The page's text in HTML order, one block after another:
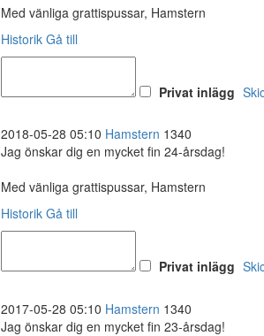
Med vänliga grattispussar, Hamstern
Historik Gå till
Privat inlägg
2018-05-28 05:10 Hamstern 1340
Jag önskar dig en mycket fin 24-årsdag!
Med vänliga grattispussar, Hamstern
Historik Gå till
Privat inlägg
2017-05-28 05:10 Hamstern 1340
Jag önskar dig en mycket fin 23-årsdag!